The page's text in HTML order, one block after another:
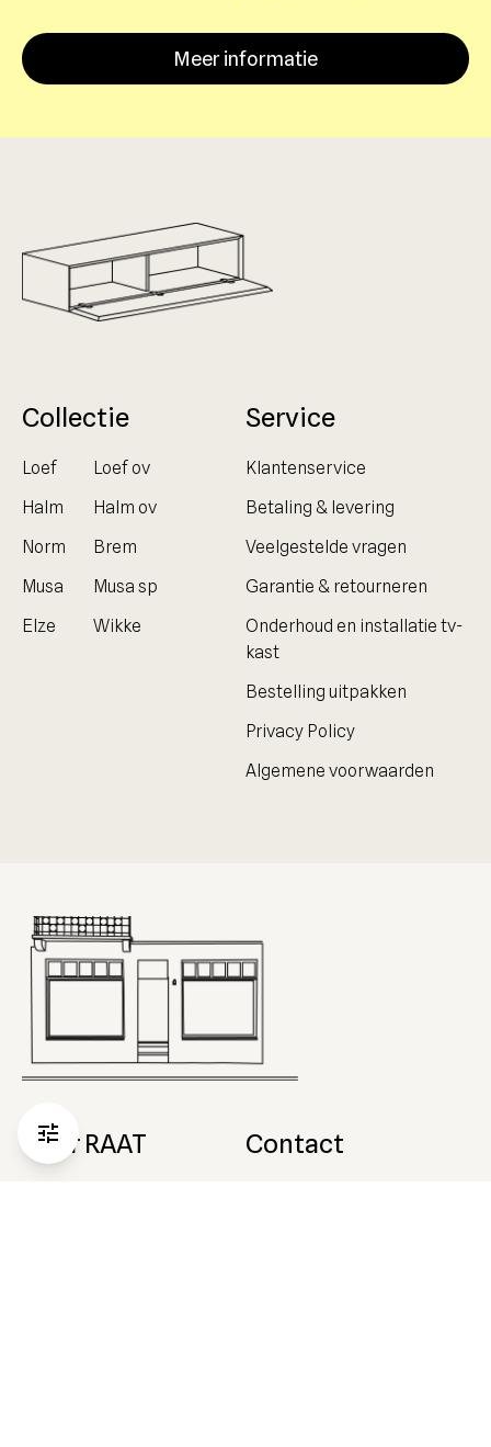
Meer informatie
Collectie
Loef
Loef ov
Halm
Halm ov
Norm
Brem
Musa
Musa sp
Elze
Wikke
Service
Klantenservice
Betaling & levering
Veelgestelde vragen
Garantie & retourneren
Onderhoud en installatie tv-
kast
Bestelling uitpakken
Privacy Policy
Algemene voorwaarden
Over RAAT Contact